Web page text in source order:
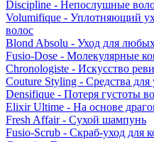
Discipline - Непослушные
Volumifique - Уплотняющий
волос
Blond Absolu - Уход для
Fusio-Dose - Молекулярные
Chronologiste - Искусство
Couture Styling - Средства для
Densifique - Потеря густоты
Elixir Ultime - На основе
Fresh Affair - Сухой шампунь
Fusio-Scrub - Скраб-уход для